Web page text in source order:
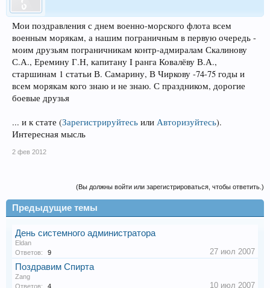
Мои поздравления с днем военно-морского флота всем
военным морякам, а нашим пограничным в первую очередь -
моим друзьям пограничникам контр-адмиралам Скалинову
С.А., Еремину Г.Н, капитану I ранга Ковалёву В.А.,
старшинам 1 статьи В. Самарину, В Чиркову -74-75 годы и
всем морякам кого знаю и не знаю. С праздником, дорогие
боевые друзья
... и к стате (Зарегистрируйтесь или Авторизуйтесь).
Интересная мысль
2 фев 2012
(Вы должны войти или зарегистрироваться, чтобы ответить.)
Предыдущие темы
День системного администратора
Eldan
Ответов:
9 27 июл 2007
Поздравим Спирта
Zang
Ответов:
4 10 июл 2007